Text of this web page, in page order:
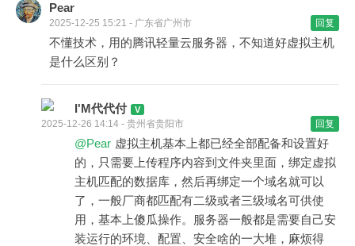
Pear
2025-12-25 15:21 - 广东省广州市 回复
不懂技术，用的腾讯轻量云服务器，不知道好虚拟主机
是什么区别？
I'M代代付
2025-12-26 14:14 - 贵州省贵阳市 回复
@Pear 虚拟主机基本上都已经全部配备和设置好
的，只需要上传程序内容到文件夹里面，绑定虚拟
主机匹配的数据库，然后再绑定一个域名就可以
了，一般厂商都匹配有二级或者三级域名可供使
用，基本上傻瓜操作。服务器一般都是需要自己安
装运行的环境、配置、安全啥的一大堆，麻烦得